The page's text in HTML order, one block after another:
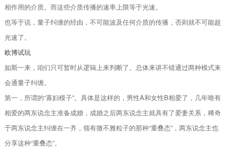
相作用的介质。而这些介质传播的速率上限等于光速。
也等于说，量子纠缠的经由，不可能波及任何介质的传播，否则就不可能超
光速了。
欧博试玩
如斯一来，咱们只可暂时从逻辑上来判断了。总体来讲不错通过两种模式来
会通量子纠缠。
第一，所谓的“寡妇模子”。具体是这样的，男性A和女性B相爱了，几年唯有
相爱的两东说念主准备成婚，成婚之后两东说念主就具有了爱妻关系，稀奇
于两东说念主纠缠在一齐，领有微不雅粒子的那种“重叠态”，两东说念主也
分享这种“重叠态”。